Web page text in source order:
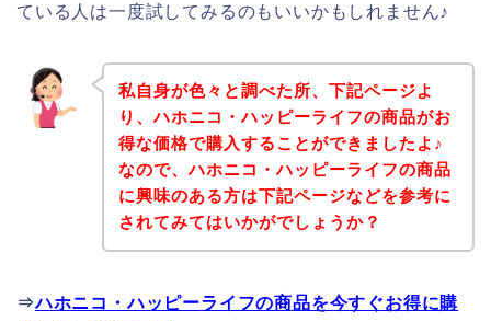
ている人は一度試してみるのもいいかもしれません♪
私自身が色々と調べた所、下記ページよ
り、ハホニコ・ハッピーライフの商品がお
得な価格で購入することができましたよ♪
なので、ハホニコ・ハッピーライフの商品
に興味のある方は下記ページなどを参考に
されてみてはいかがでしょうか？
⇒ハホニコ・ハッピーライフの商品を今すぐお得に購